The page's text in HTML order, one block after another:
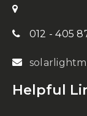
012 - 405
Helpful